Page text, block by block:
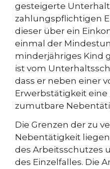
gesteigerte
zahlungspflichtigen
dieser über ein
einmal der
minderjähriges Kind
ist vom
dass er neben einer
Erwerbstätigkeit
zumutbare
Die Grenzen der zu
Nebentätigkeit
des Arbeitsschutzes
des Einzelfalles. Die